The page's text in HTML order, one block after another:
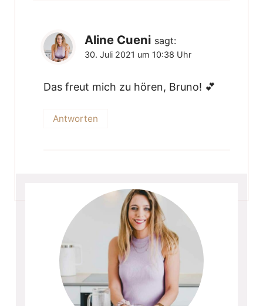
Aline Cueni sagt:
30. Juli 2021 um 10:38 Uhr
Das freut mich zu hören, Bruno! 💕
Antworten